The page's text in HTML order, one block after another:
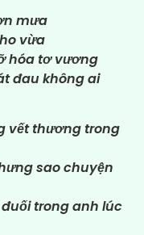
mưa
vừa
hóa tơ vương
đau không ai
vết thương trong
sao chuyện
trong anh lúc